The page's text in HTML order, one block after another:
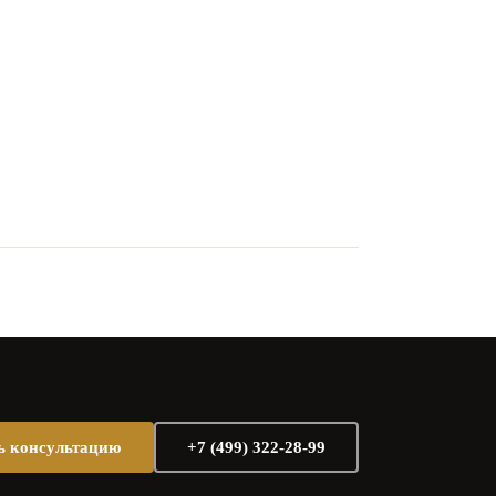
консультацию +7 (499) 322-28-99